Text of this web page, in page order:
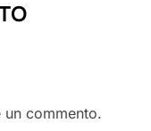
un commento.